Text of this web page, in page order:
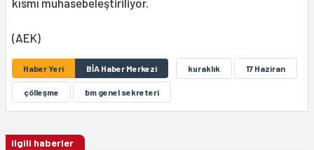
kısmı muhasebeleştiriliyor.
(AEK)
Haber Yeri BİA Haber Merkezi kuraklık 17 Haziran
çölleşme bm genel sekreteri
ilgili haberler